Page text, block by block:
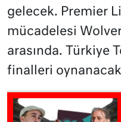
gelecek. Premier
mücadelesi
arasında. Türkiye
finalleri